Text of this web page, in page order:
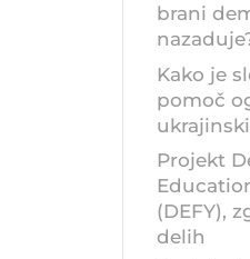
brani
Kako je
pomoč
Projekt
(DEFY),
delih